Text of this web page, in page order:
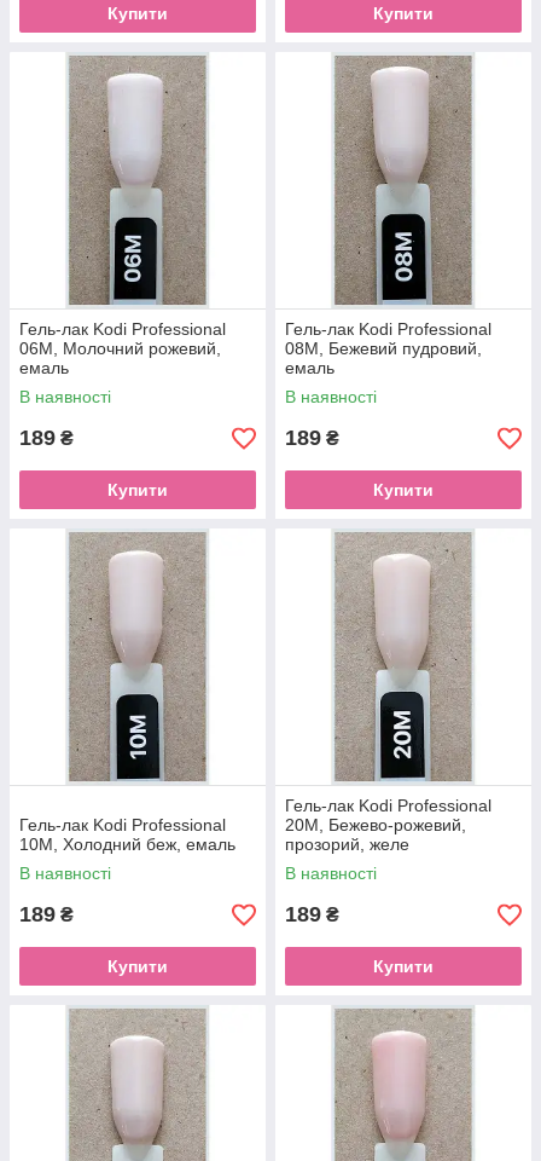
Купити Купити
Гель-лак Kodi Professional
06M, Молочний рожевий,
емаль
В наявності
189 ₴
Купити
Гель-лак Kodi Professional
08M, Бежевий пудровий,
емаль
В наявності
189 ₴
Купити
Гель-лак Kodi Professional
10M, Холодний беж, емаль
В наявності
189 ₴
Купити
Гель-лак Kodi Professional
20M, Бежево-рожевий,
прозорий, желе
В наявності
189 ₴
Купити